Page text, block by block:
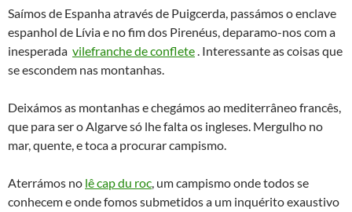
Saímos de Espanha através de Puigcerda, passámos o enclave
espanhol de Lívia e no fim dos Pirenéus, deparamo-nos com a
inesperada vilefranche de conflete . Interessante as coisas que
se escondem nas montanhas.
Deixámos as montanhas e chegámos ao mediterrâneo francês,
que para ser o Algarve só lhe falta os ingleses. Mergulho no
mar, quente, e toca a procurar campismo.
Aterrámos no lê cap du roc , um campismo onde todos se
conhecem e onde fomos submetidos a um inquérito exaustivo